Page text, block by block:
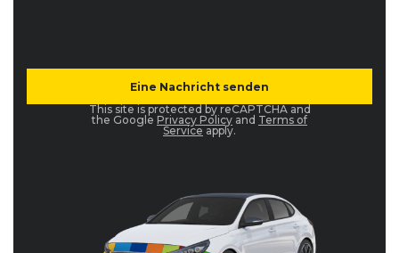
This site is protected by reCAPTCHA and
the Google Privacy Policy and Terms of
Service apply.